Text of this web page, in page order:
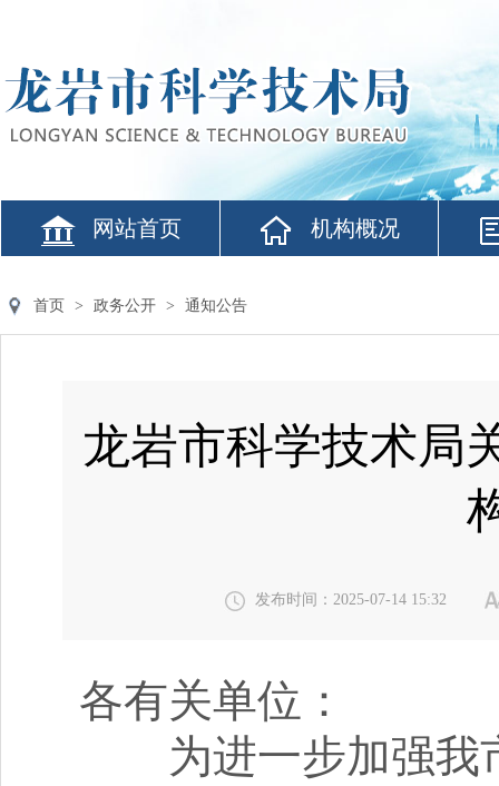
网站首页 机构概况
首页 > 政务公开 > 通知公告
龙岩市科学技术局
发布时间：2025-07-14 15:32
各有关单位：
为进一步加强我